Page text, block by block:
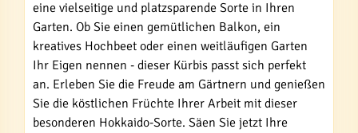
eine vielseitige und platzsparende Sorte in Ihren
Garten. Ob Sie einen gemütlichen Balkon, ein
kreatives Hochbeet oder einen weitläufigen Garten
Ihr Eigen nennen - dieser Kürbis passt sich perfekt
an. Erleben Sie die Freude am Gärtnern und genießen
Sie die köstlichen Früchte Ihrer Arbeit mit dieser
besonderen Hokkaido-Sorte. Säen Sie jetzt Ihre